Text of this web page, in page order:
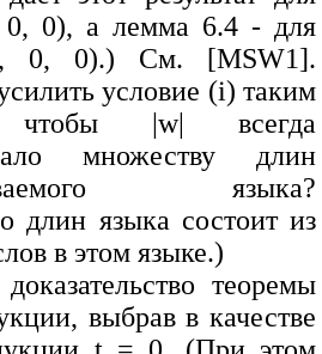
0, 0), а лемма 6.4 - для
0, 0).) См. [MSW1].
условие (i) таким
чтобы |w| всегда
множеству длин
языка?
длин языка состоит из
в этом языке.)
теоремы
выбрав в качестве